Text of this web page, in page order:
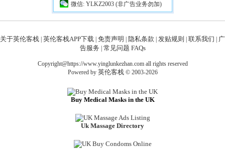
微信: YLKZ2003 (非广告业务勿加)
关于英伦客栈 英伦客栈APP下载 免责声明 隐私条款 发贴规则 联系我们
广
告服务 常见问题 FAQs
Copyright@https://www.yinglunkezhan.com all rights reserved
Powered by 英伦客栈 © 2003-2026
Buy Medical Masks in the UK
Uk Massage Directory